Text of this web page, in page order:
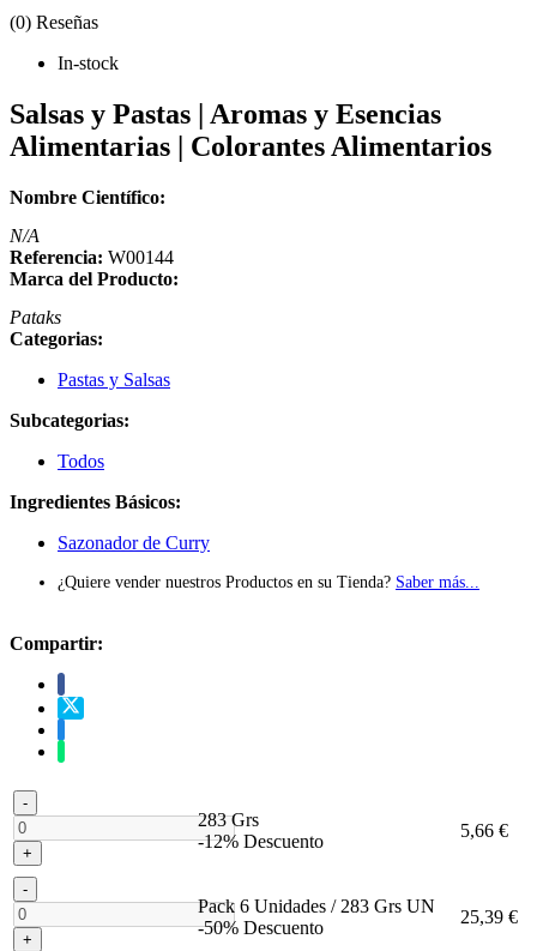
(0) Reseñas
In-stock
Salsas y Pastas | Aromas y Esencias
Alimentarias | Colorantes Alimentarios
Nombre Científico:
N/A
Referencia: W00144
Marca del Producto:
Pataks
Categorias:
Pastas y Salsas
Subcategorias:
Todos
Ingredientes Básicos:
Sazonador de Curry
¿Quiere vender nuestros Productos en su Tienda? Saber más...
Compartir:
-
+
283 Grs
-12% Descuento
5,66 €
-
+
Pack 6 Unidades / 283 Grs UN
-50% Descuento
25,39 €